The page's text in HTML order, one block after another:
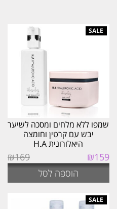
שמפו ללא מלחים ומסכה לשיער
יבש עם קרטין וחומצה
היאלורונית H.A
₪169
המחיר
המקורי
₪169.
₪159
הנוכחי
הוא:
₪159.
הוספה לסל